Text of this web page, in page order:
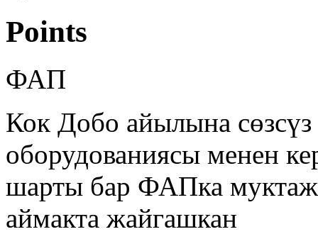
Points
ФАП
Кок Добо айылына
оборудованиясы менен
шарты бар ФАПка
аймакта жайгашкан